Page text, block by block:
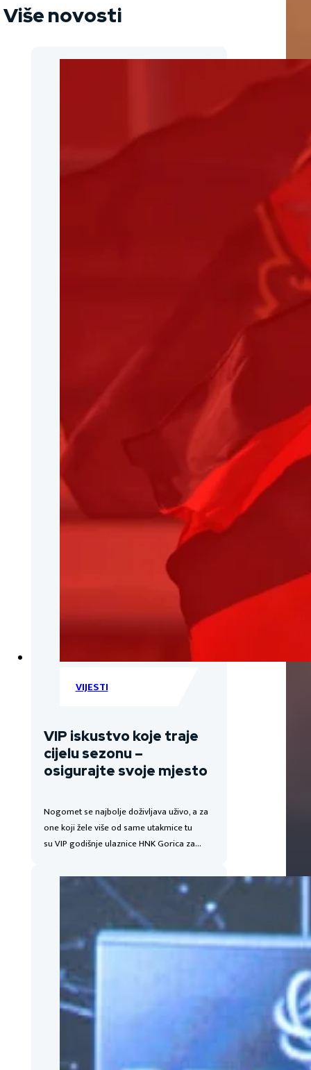
Više novosti
VIJESTI
VIP iskustvo koje traje
cijelu sezonu –
osigurajte svoje mjesto
Nogomet se najbolje doživljava uživo, a za
one koji žele više od same utakmice tu
su VIP godišnje ulaznice HNK Gorica za…